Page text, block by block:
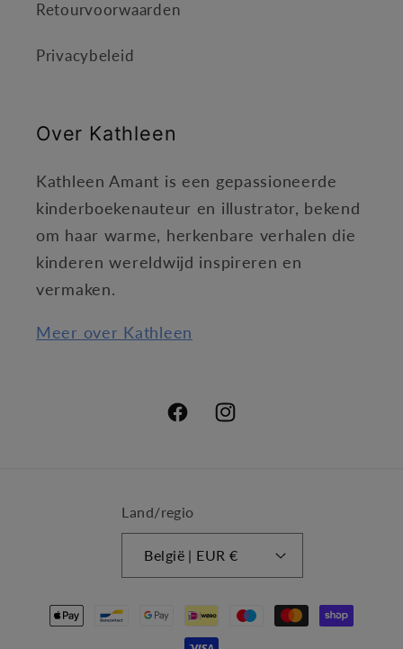
Retourvoorwaarden
Privacybeleid
Over Kathleen
Kathleen Amant is een gepassioneerde
kinderboekenauteur en illustrator, bekend
om haar warme, herkenbare verhalen die
kinderen wereldwijd inspireren en
vermaken.
Meer over Kathleen
FacebookInstagram
Land/regio
België | EUR €
Betaalmethoden